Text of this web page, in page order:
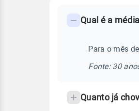
frequentes
temperatura
Qual é a
Para o mês
Fonte: 30
Quanto já